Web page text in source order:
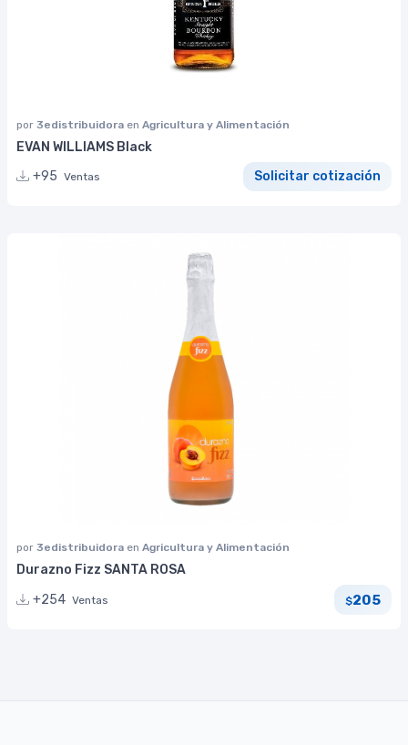
por 3edistribuidora en Agricultura y Alimentación
EVAN WILLIAMS Black
+95 Ventas Solicitar cotización
por 3edistribuidora en Agricultura y Alimentación
Durazno Fizz SANTA ROSA
+254 Ventas $205